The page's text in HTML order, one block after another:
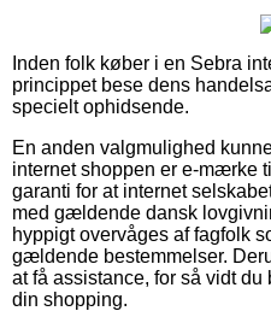
Inden folk køber i en Sebra
princippet bese dens
specielt ophidsende.
En anden valgmulighed
internet shoppen er e-mærke
garanti for at internet
med gældende dansk
hyppigt overvåges af fagfolk
gældende bestemmelser.
at få assistance, for så vidt
din shopping.